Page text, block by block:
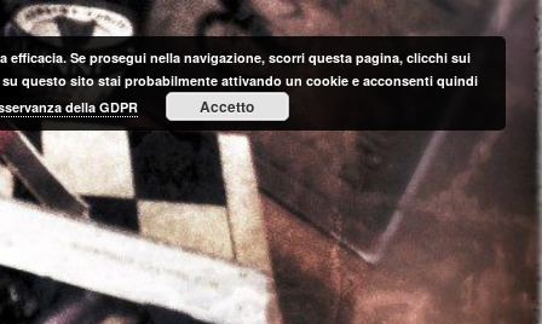
Se prosegui nella navigazione, scorri questa pagina, clicchi sui
questo sito stai probabilmente attivando un cookie e acconsenti quindi
della GDPR Accetto